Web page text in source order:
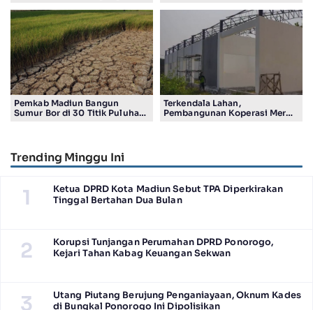
Pemkab Madiun Bangun
Sumur Bor di 30 Titik Puluhan
Terkendala Lahan,
Pembangunan Koperasi Merah
Trending Minggu Ini
1
Ketua DPRD Kota Madiun Sebut TPA Diperkirakan
Tinggal Bertahan Dua Bulan
2
Korupsi Tunjangan Perumahan DPRD Ponorogo,
Kejari Tahan Kabag Keuangan Sekwan
3
Utang Piutang Berujung Penganiayaan, Oknum Kades
di Bungkal Ponorogo Ini Dipolisikan